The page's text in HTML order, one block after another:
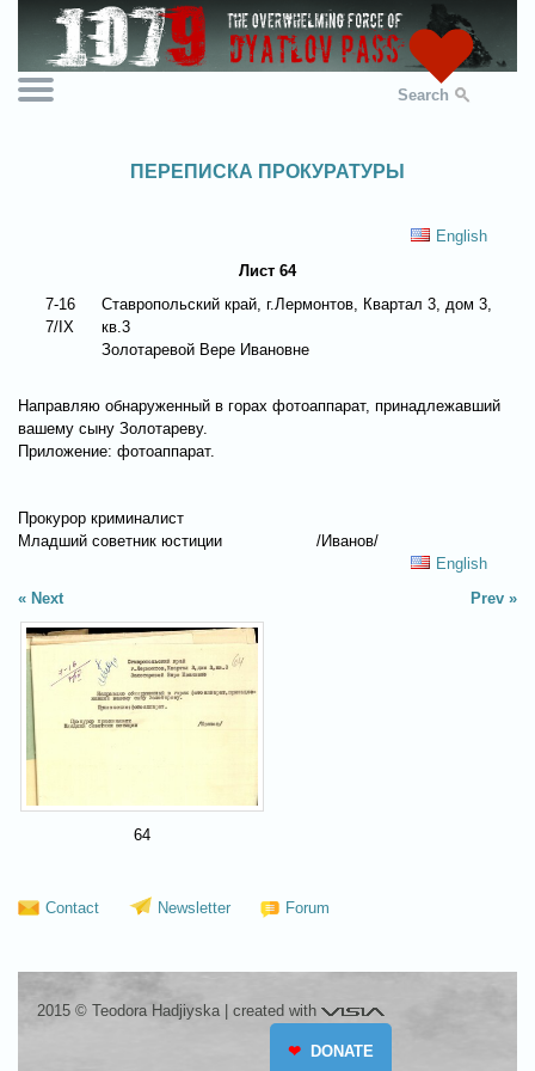
Search
ПЕРЕПИСКА ПРОКУРАТУРЫ
English
Лист 64
7-16
7/IX
Ставропольский край, г.Лермонтов, Квартал 3, дом 3,
кв.3
Золотаревой Вере Ивановне
Направляю обнаруженный в горах фотоаппарат, принадлежавший
вашему сыну Золотареву.
Приложение: фотоаппарат.
Прокурор криминалист
Младший советник юстиции
/Иванов/
English
Next
Prev
64
Contact Newsletter Forum
2015 © Teodora Hadjiyska| created with Visia
❤ DONATE